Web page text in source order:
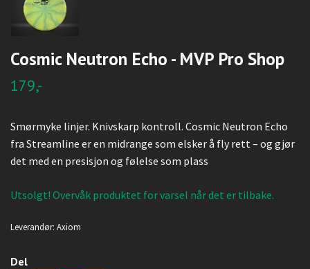
Cosmic Neutron Echo - MVP Pro Shop
179,-
Smørmyke linjer. Knivskarp kontroll. Cosmic Neutron Echo
fra Streamline er en midrange som elsker å fly rett – og gjør
det med en presisjon og følelse som plass
Utsolgt! Overvåk produktet for varsel når det er tilbake.
Leverandør: Axiom
Del